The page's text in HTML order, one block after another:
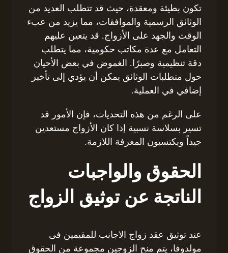
تكون بطيئة ومعقدة، حيث قد تتطلب العديد من
الوثائق الرسمية والموافقات، مما يزيد من عبء
الوقت والجهد على الأزواج. قد يتعين عليهم
التعامل مع عدة مكاتب حكومية، مما يتطلب
دقة تنظيمية وصبرًا. الغموض في بعض الأحيان
حول متطلبات الوثائق يمكن أن يؤدي إلى تأخير
إضافي في العملية.
على الرغم من هذه التحديات، فإن الأمور قد
تسير بسلاسة نسبية إذا كان الأزواج مستعدين
جيداً ويكتسبون المعرفة اللازمة.
الحقوق والواجبات
الناتجة عن توثيق الزواج
عند توثيق عقد زواج الاجانب للمقيمين فى
مولدوفا، يتم منح الزوجين مجموعة من الحقوق